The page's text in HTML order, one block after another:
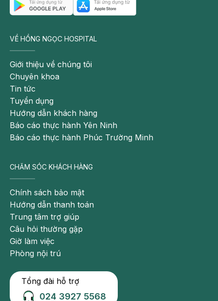
VỀ HỒNG NGỌC HOSPITAL
Giới thiệu về chúng tôi
Chuyên khoa
Tin tức
Tuyển dụng
Hướng dẫn khách hàng
Báo cáo thực hành Yên Ninh
Báo cáo thực hành Phúc Trường Minh
CHĂM SÓC KHÁCH HÀNG
Chính sách bảo mật
Hướng dẫn thanh toán
Trung tâm trợ giúp
Câu hỏi thường gặp
Giờ làm việc
Phòng nội trú
Tổng đài hỗ trợ
024 3927 5568